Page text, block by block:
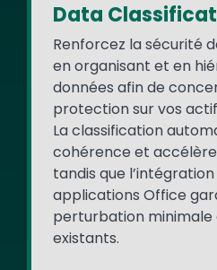
Data
Renforcez la sécurité
en organisant et en
données afin de
protection sur vos
La classification
cohérence et
tandis que
applications Office
perturbation minimale
existants.